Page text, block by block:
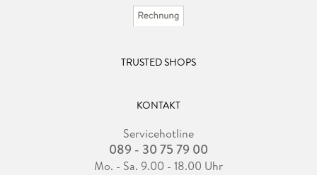
TRUSTED SHOPS
KONTAKT
Servicehotline
089 - 30 75 79 00
Mo. - Sa. 9.00 - 18.00 Uhr